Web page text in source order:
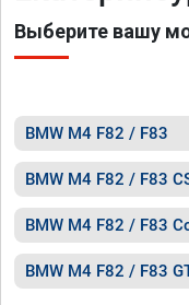
Выберите вашу
BMW M4 F82 / F83
BMW M4 F82 / F83
BMW M4 F82 / F83
BMW M4 F82 / F83